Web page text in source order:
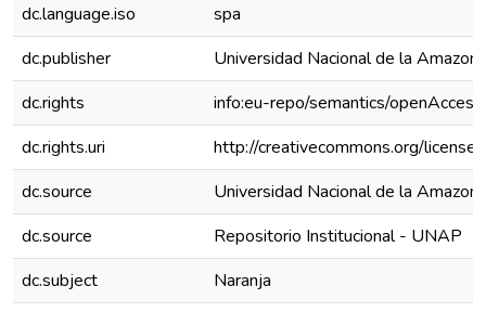
dc.language.iso
spa
dc.publisher
Universidad Nacional de la
dc.rights
info:eu-repo/semantics/openAccess
dc.rights.uri
http://creativecommons.org/
dc.source
Universidad Nacional de la
dc.source
Repositorio Institucional - UNAP
dc.subject
Naranja